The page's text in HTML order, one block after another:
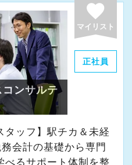
favorite
マイリスト
正社員
ンサルテ
タッフ】駅チカ＆未経
会計の基礎から専門
べるサポート体制を整